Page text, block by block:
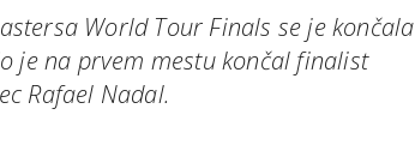
World Tour Finals se je končala
je na prvem mestu končal finalist
Rafael Nadal.